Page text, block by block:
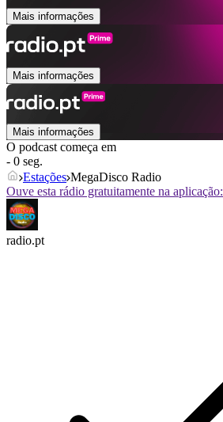
Mais informações
Mais informações
Mais informações
O podcast começa em
- 0 seg.
Estações MegaDisco Radio
Ouve esta rádio gratuitamente na aplicação:
radio.pt